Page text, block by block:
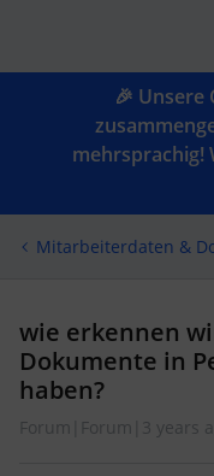
🎉
mehrsprachig!
Mitarbeiterdaten &
wie erkennen
Dokumente in
haben?
Forum|Forum|3 years